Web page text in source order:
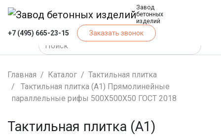
Завод
бетонных
изделий
+7 (495) 665-23-15 Заказать звонок
Главная Каталог
Тактильная плитка
Тактильная плитка (А1) Прямолинейные
параллельные рифы 500Х500Х50 ГОСТ 2018
Тактильная плитка (А1)